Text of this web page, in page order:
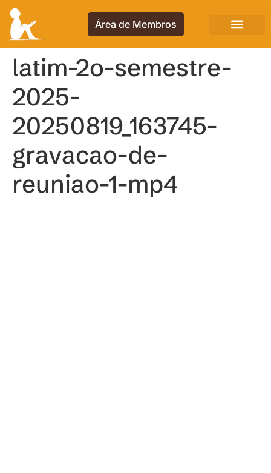
Área de Membros
latim-2o-semestre-
2025-
20250819_163745-
gravacao-de-
reuniao-1-mp4